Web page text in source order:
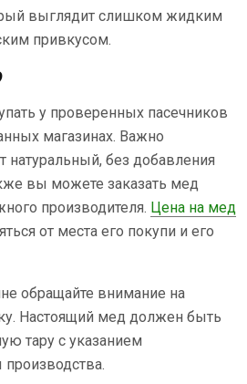
выглядит слишком жидким
привкусом.
у проверенных пасечников
магазинах. Важно
натуральный, без добавления
вы можете заказать мед
производителя. Цена на мед
от места его покупи и его
обращайте внимание на
Настоящий мед должен быть
тару с указанием